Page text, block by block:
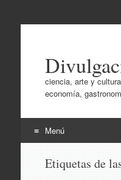
ciencia, arte y
economía,
Menú
Etiquetas de